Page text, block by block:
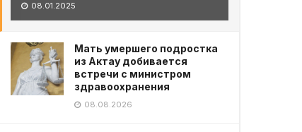
08.01.2025
Мать умершего подростка
из Актау добивается
встречи с министром
здравоохранения
08.08.2026